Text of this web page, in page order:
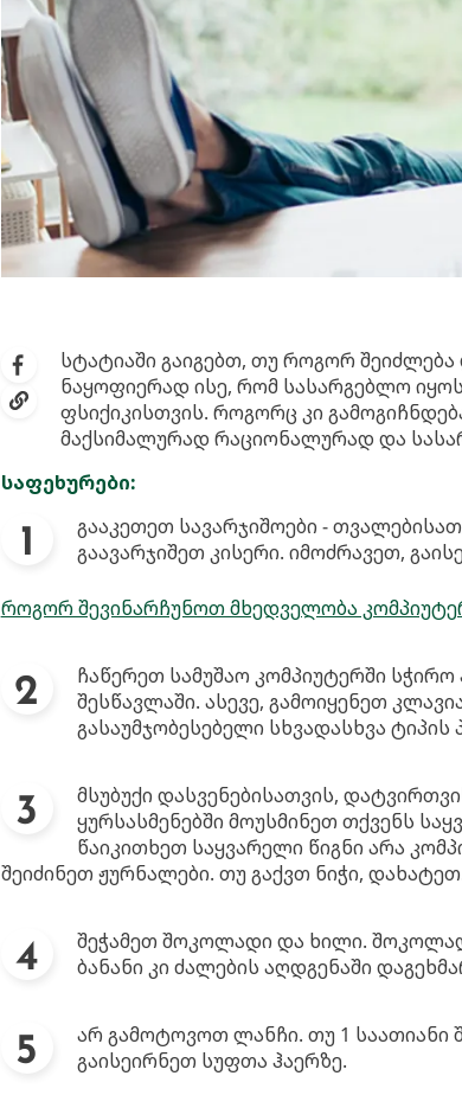
სტატიაში გაიგებთ, თუ როგორ შეიძლება
ნაყოფიერად ისე, რომ სასარგებლო
ფსიქიკისთვის. როგორც კი
მაქსიმალურად რაციონალურად და
საფეხურები:
გააკეთეთ სავარჯიშოები -
გაავარჯიშეთ კისერი. იმოძრავეთ,
როგორ შევინარჩუნოთ მხედველობა
ჩაწერეთ სამუშაო კომპიუტერში
შესწავლაში. ასევე, გამოიყენეთ
გასაუმჯობესებელი სხვადასხვა ტიპის
მსუბუქი დასვენებისათვის,
ყურსასმენებში მოუსმინეთ თქვენს
წაიკითხეთ საყვარელი წიგნი არა
შეიძინეთ ჟურნალები. თუ გაქვთ ნიჭი,
შეჭამეთ შოკოლადი და ხილი.
ბანანი კი ძალების აღდგენაში
არ გამოტოვოთ ლანჩი. თუ 1 საათიანი
გაისეირნეთ სუფთა ჰაერზე.